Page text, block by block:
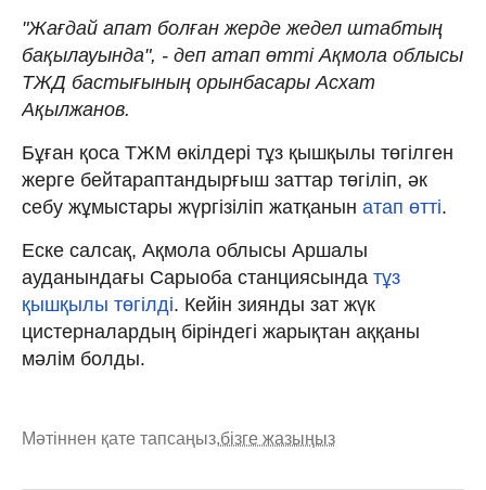
"Жағдай апат болған жерде жедел штабтың
бақылауында", - деп атап өтті Ақмола облысы
ТЖД бастығының орынбасары Асхат
Ақылжанов.
Бұған қоса ТЖМ өкілдері тұз қышқылы төгілген
жерге бейтараптандырғыш заттар төгіліп, әк
себу жұмыстары жүргізіліп жатқанын атап өтті.
Еске салсақ, Ақмола облысы Аршалы
ауданындағы Сарыоба станциясында тұз
қышқылы төгілді. Кейін зиянды зат жүк
цистерналардың біріндегі жарықтан аққаны
мәлім болды.
Мәтіннен қате тапсаңыз,бізге жазыңыз